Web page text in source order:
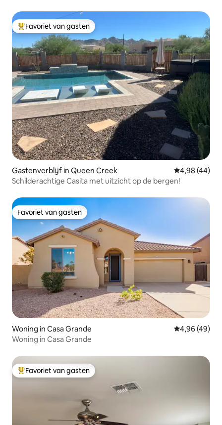
Topfavoriet van gasten
Favoriet van gasten
Gastenverblijf in Queen Creek Gemiddelde
4,98 (44)
Schilderachtige Casita met uitzicht op de bergen!
Favoriet van gasten
Favoriet van gasten
Woning in Casa Grande Gemiddelde
4,96 (49)
Woning in Casa Grande
Topfavoriet van gasten
Favoriet van gasten